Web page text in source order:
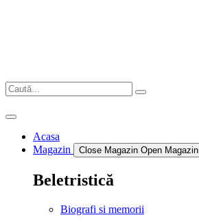
Acasa
Magazin
Close Magazin Open Magazin
Beletristică
Biografi si memorii